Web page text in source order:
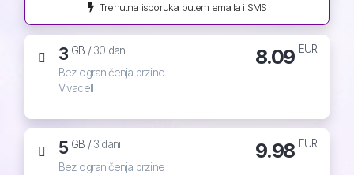
Trenutna isporuka putem emaila i SMS
3 GB /30 dani
Bez ograničenja brzine
Vivacell
8.09 EUR
5 GB /3 dani
Bez ograničenja brzine
9.98 EUR